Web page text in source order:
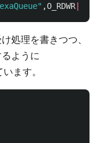
,O_RDWR
処理を書きつつ、
ように
ます。